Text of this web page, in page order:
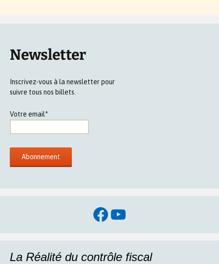
Newsletter
Inscrivez-vous à la newsletter pour
suivre tous nos billets.
Votre email*
Facebook
YouTube
La Réalité du contrôle fiscal